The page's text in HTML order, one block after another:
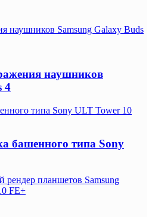
наушников Samsung Galaxy Buds
наушников
4
типа Sony ULT Tower 10
башенного типа Sony
планшетов Samsung
FE+